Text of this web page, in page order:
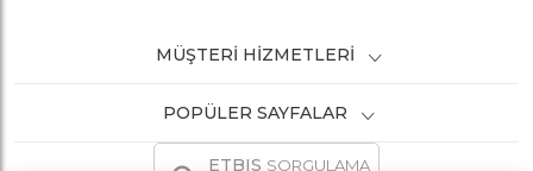
MÜŞTERI HIZMETLERI
POPÜLER SAYFALAR
ETBIS SORGULAMA